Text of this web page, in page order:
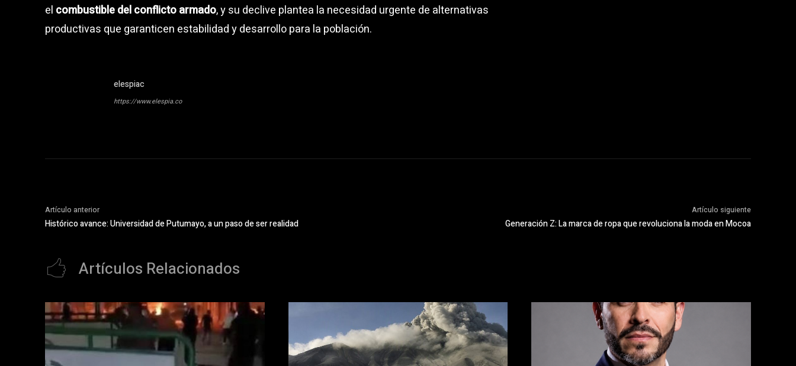
el combustible del conflicto armado, y su declive plantea la necesidad urgente de alternativas
productivas que garanticen estabilidad y desarrollo para la población.
elespiac
https://www.elespia.co
Artículo anterior
Histórico avance: Universidad de Putumayo, a un paso de ser realidad
Artículo siguiente
Generación Z: La marca de ropa que revoluciona la moda en Mocoa
Artículos Relacionados